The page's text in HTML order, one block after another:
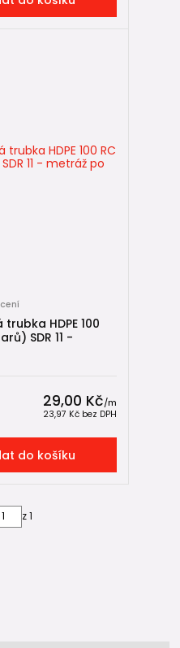
HDPE 100
SDR 11 -
29,00 Kč/m
23,97 Kč bez DPH
do košíku
z 1